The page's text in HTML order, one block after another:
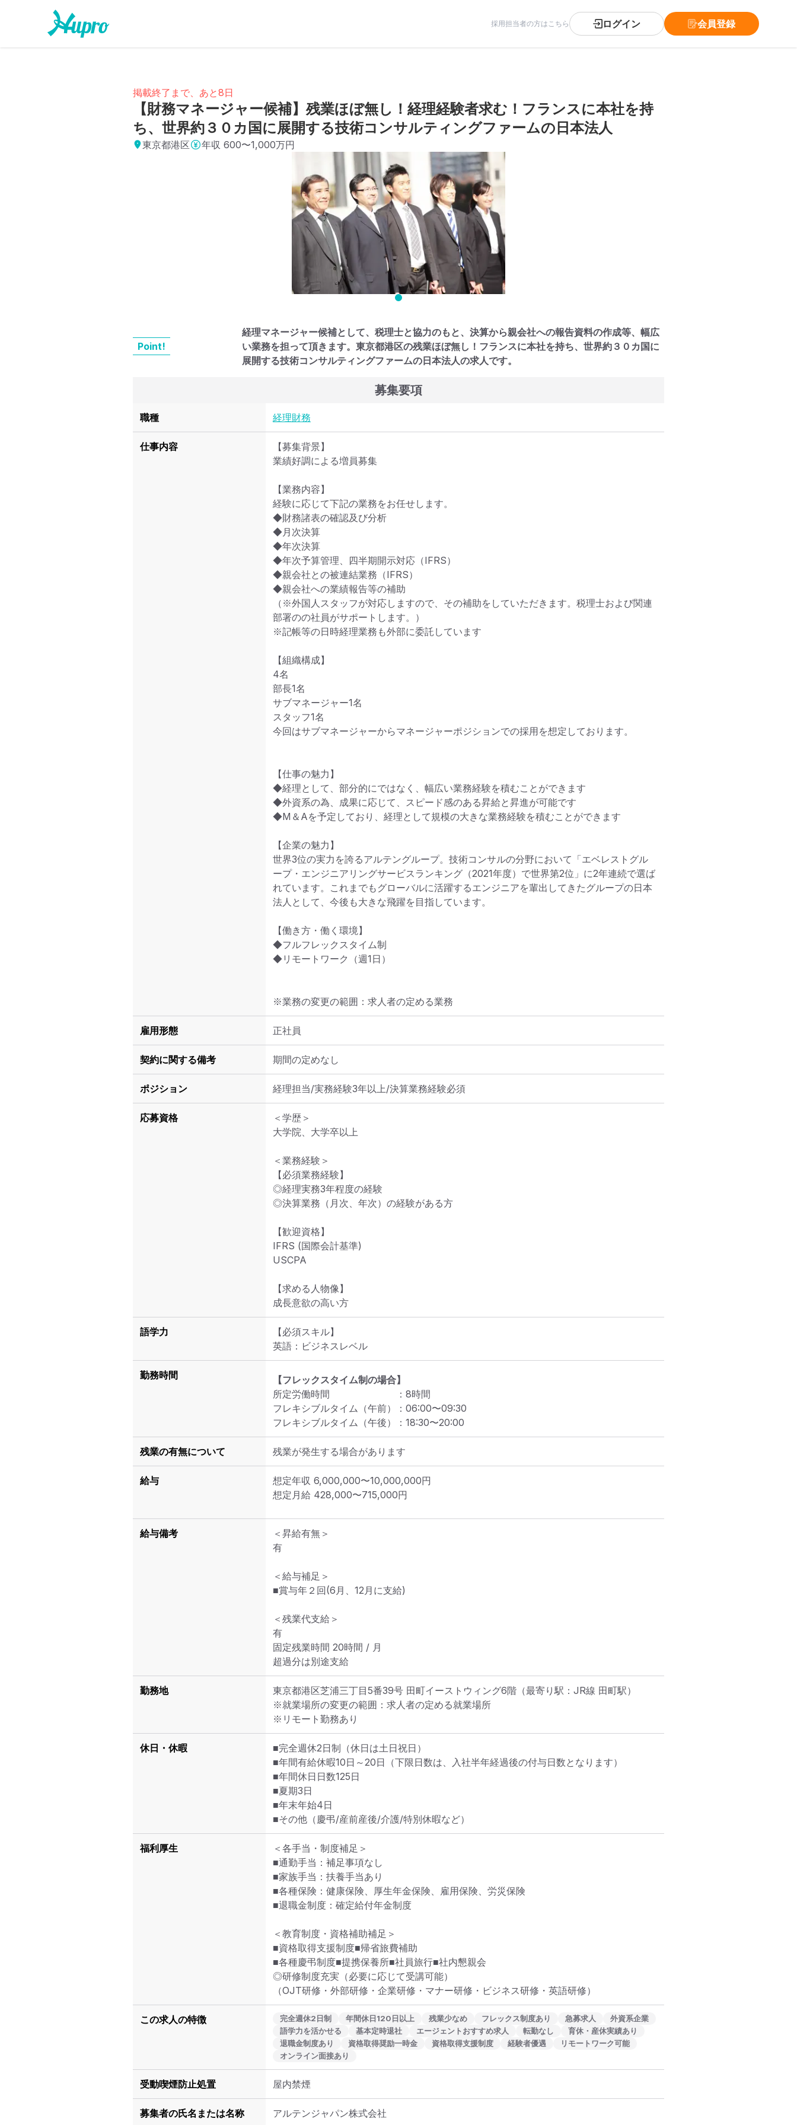
採用担当者の方はこちら ログイン 会員登録
掲載終了まで、あと8日
【財務マネージャー候補】残業ほぼ無し！経理経験者求む！フランスに本社を持
ち、世界約３０カ国に展開する技術コンサルティングファームの日本法人
東京都港区 年収 600〜1,000万円
Point!
経理マネージャー候補として、税理士と協力のもと、決算から親会社への報告資料の作成等、幅広
い業務を担って頂きます。東京都港区の残業ほぼ無し！フランスに本社を持ち、世界約３０カ国に
展開する技術コンサルティングファームの日本法人の求人です。
募集要項
職種 経理財務
仕事内容
【募集背景】
業績好調による増員募集
【業務内容】
経験に応じて下記の業務をお任せします。
◆財務諸表の確認及び分析
◆月次決算
◆年次決算
◆年次予算管理、四半期開示対応（IFRS）
◆親会社との被連結業務（IFRS）
◆親会社への業績報告等の補助
（※外国人スタッフが対応しますので、その補助をしていただきます。税理士および関連
部署のの社員がサポートします。）
※記帳等の日時経理業務も外部に委託しています
【組織構成】
4名
部長1名
サブマネージャー1名
スタッフ1名
今回はサブマネージャーからマネージャーポジションでの採用を想定しております。
【仕事の魅力】
◆経理として、部分的にではなく、幅広い業務経験を積むことができます
◆外資系の為、成果に応じて、スピード感のある昇給と昇進が可能です
◆M＆Aを予定しており、経理として規模の大きな業務経験を積むことができます
【企業の魅力】
世界3位の実力を誇るアルテングループ。技術コンサルの分野において「エベレストグル
ープ・エンジニアリングサービスランキング（2021年度）で世界第2位」に2年連続で選ば
れています。これまでもグローバルに活躍するエンジニアを輩出してきたグループの日本
法人として、今後も大きな飛躍を目指しています。
【働き方・働く環境】
◆フルフレックスタイム制
◆リモートワーク（週1日）
※業務の変更の範囲：求人者の定める業務
雇用形態 正社員
契約に関する備考 期間の定めなし
ポジション 経理担当/実務経験3年以上/決算業務経験必須
応募資格
＜学歴＞
大学院、大学卒以上
＜業務経験＞
【必須業務経験】
◎経理実務3年程度の経験
◎決算業務（月次、年次）の経験がある方
【歓迎資格】
IFRS (国際会計基準)
USCPA
【求める人物像】
成長意欲の高い方
語学力
【必須スキル】
英語：ビジネスレベル
勤務時間
【フレックスタイム制の場合】
所定労働時間
： 8時間
フレキシブルタイム（午前）
： 06:00〜09:30
フレキシブルタイム（午後）
： 18:30〜20:00
残業の有無について 残業が発生する場合があります
給与 想定年収 6,000,000〜10,000,000円
想定月給 428,000〜715,000円
給与備考
＜昇給有無＞
有
＜給与補足＞
■賞与年２回(6月、12月に支給)
＜残業代支給＞
有
固定残業時間 20時間 / 月
超過分は別途支給
勤務地 東京都港区芝浦三丁目5番39号 田町イーストウィング6階 （最寄り駅：JR線 田町駅）
※就業場所の変更の範囲：求人者の定める就業場所
※リモート勤務あり
休日・休暇
■完全週休2日制（休日は土日祝日）
■年間有給休暇10日～20日（下限日数は、入社半年経過後の付与日数となります）
■年間休日日数125日
■夏期3日
■年末年始4日
■その他（慶弔/産前産後/介護/特別休暇など）
福利厚生
＜各手当・制度補足＞
■通勤手当：補足事項なし
■家族手当：扶養手当あり
■各種保険：健康保険、厚生年金保険、雇用保険、労災保険
■退職金制度：確定給付年金制度
＜教育制度・資格補助補足＞
■資格取得支援制度■帰省旅費補助
■各種慶弔制度■提携保養所■社員旅行■社内懇親会
◎研修制度充実（必要に応じて受講可能）
（OJT研修・外部研修・企業研修・マナー研修・ビジネス研修・英語研修）
この求人の特徴 完全週休2日制 年間休日120日以上 残業少なめ フレックス制度あり 急募求人
外資系企業
語学力を活かせる
基本定時退社 エージェントおすすめ求人 転勤なし
育休・産休実績あり
退職金制度あり
資格取得奨励一時金 資格取得支援制度 経験者優遇
リモートワーク可能
オンライン面接あり
受動喫煙防止処置 屋内禁煙
募集者の氏名または名称 アルテンジャパン株式会社